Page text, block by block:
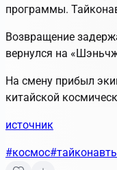
программы.
Возвращение
вернулся на
На смену прибыл
китайской
источник
#космос